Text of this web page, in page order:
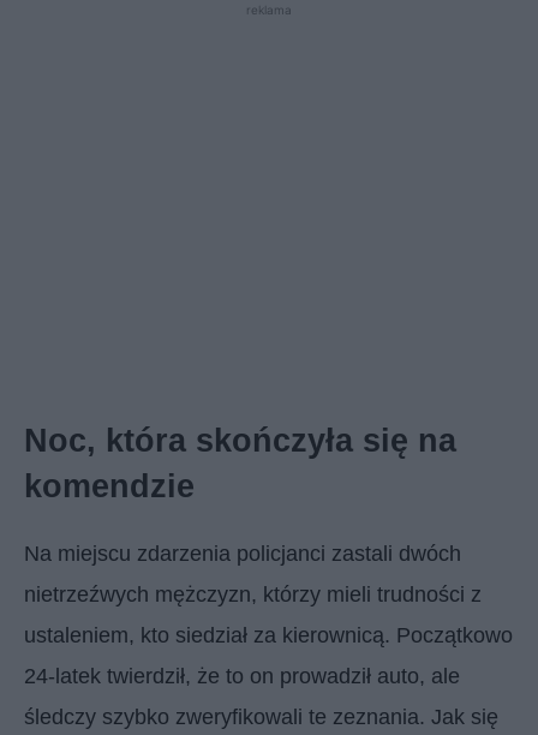
reklama
Noc, która skończyła się na
komendzie
Na miejscu zdarzenia policjanci zastali dwóch
nietrzeźwych mężczyzn, którzy mieli trudności z
ustaleniem, kto siedział za kierownicą. Początkowo
24-latek twierdził, że to on prowadził auto, ale
śledczy szybko zweryfikowali te zeznania. Jak się